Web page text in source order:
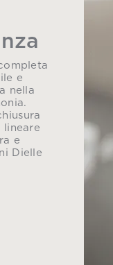
e
nella
lineare
e
Dielle